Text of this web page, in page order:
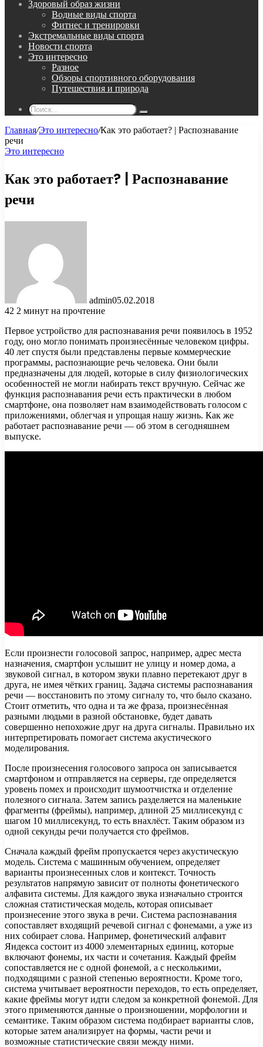
Здоровый образ жизни
Водные виды спорта
Фитнес и тренировки
Экстремальные виды спорта
Новости спорта
Это интересно
Разное
Обзоры спортивного оборудования
Путешествия и природа
Поиск...
Главная/Это интересно/Как это работает? | Распознавание
речи
Это интересно
Как это работает? | Распознавание
речи
admin05.02.2018
42 2 минут на прочтение
Первое устройство для распознавания речи появилось в 1952
году, оно могло понимать произнесённые человеком цифры.
40 лет спустя были представлены первые коммерческие
программы, распознающие речь человека. Они были
предназначены для людей, которые в силу физиологических
особенностей не могли набирать текст вручную. Сейчас же
функция распознавания речи есть практически в любом
смартфоне, она позволяет нам взаимодействовать голосом с
приложениями, облегчая и упрощая нашу жизнь. Как же
работает распознавание речи — об этом в сегодняшнем
выпуске.
Если произнести голосовой запрос, например, адрес места
назначения, смартфон услышит не улицу и номер дома, а
звуковой сигнал, в котором звуки плавно перетекают друг в
друга, не имея чётких границ. Задача системы распознавания
речи — восстановить по этому сигналу то, что было сказано.
Стоит отметить, что одна и та же фраза, произнесённая
разными людьми в разной обстановке, будет давать
совершенно непохожие друг на друга сигналы. Правильно их
интерпретировать помогает система акустического
моделирования.
После произнесения голосового запроса он записывается
смартфоном и отправляется на серверы, где определяется
уровень помех и происходит шумоотчистка и отделение
полезного сигнала. Затем запись разделяется на маленькие
фрагменты (фреймы), например, длиной 25 миллисекунд с
шагом 10 миллисекунд, то есть внахлёст. Таким образом из
одной секунды речи получается сто фреймов.
Сначала каждый фрейм пропускается через акустическую
модель. Система с машинным обучением, определяет
варианты произнесенных слов и контекст. Точность
результатов напрямую зависит от полноты фонетического
алфавита системы. Для каждого звука изначально строится
сложная статистическая модель, которая описывает
произнесение этого звука в речи. Система распознавания
сопоставляет входящий речевой сигнал с фонемами, а уже из
них собирает слова. Например, фонетический алфавит
Яндекса состоит из 4000 элементарных единиц, которые
включают фонемы, их части и сочетания. Каждый фрейм
сопоставляется не с одной фонемой, а с несколькими,
подходящими с разной степенью вероятности. Кроме того,
система учитывает вероятности переходов, то есть определяет,
какие фреймы могут идти следом за конкретной фонемой. Для
этого применяются данные о произношении, морфологии и
семантике. Таким образом система подбирает варианты слов,
которые затем анализирует на формы, части речи и
возможные статистические связи между ними.